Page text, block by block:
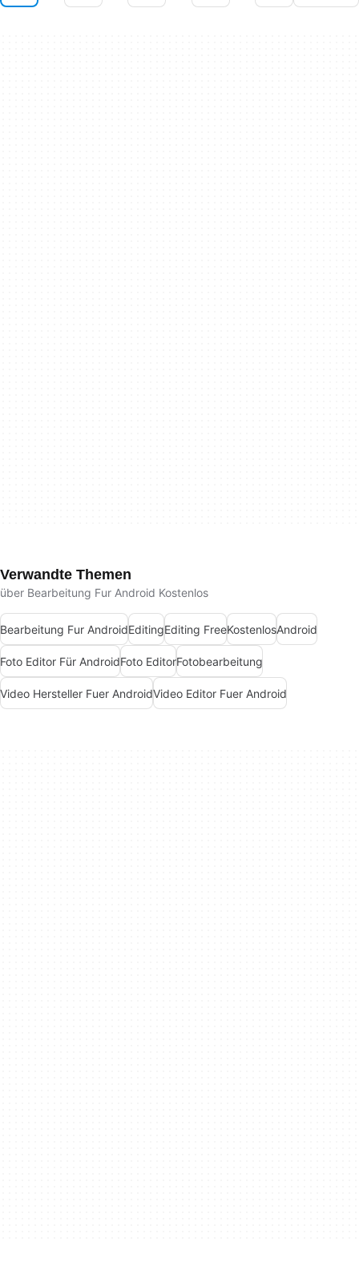
Verwandte Themen
über Bearbeitung Fur Android Kostenlos
Bearbeitung Fur AndroidEditingEditing FreeKostenlosAndroid
Foto Editor Für AndroidFoto EditorFotobearbeitung
Video Hersteller Fuer AndroidVideo Editor Fuer Android